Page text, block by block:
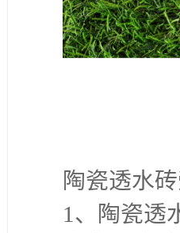
陶瓷透水
1、陶瓷透